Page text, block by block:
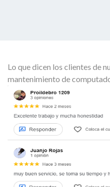
Lo que dicen los clientes de
mantenimiento de